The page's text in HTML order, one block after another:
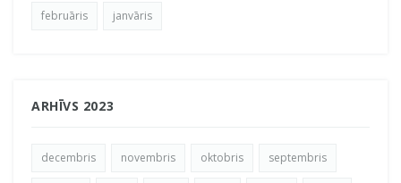
februāris janvāris
ARHĪVS 2023
decembris novembris oktobris septembris